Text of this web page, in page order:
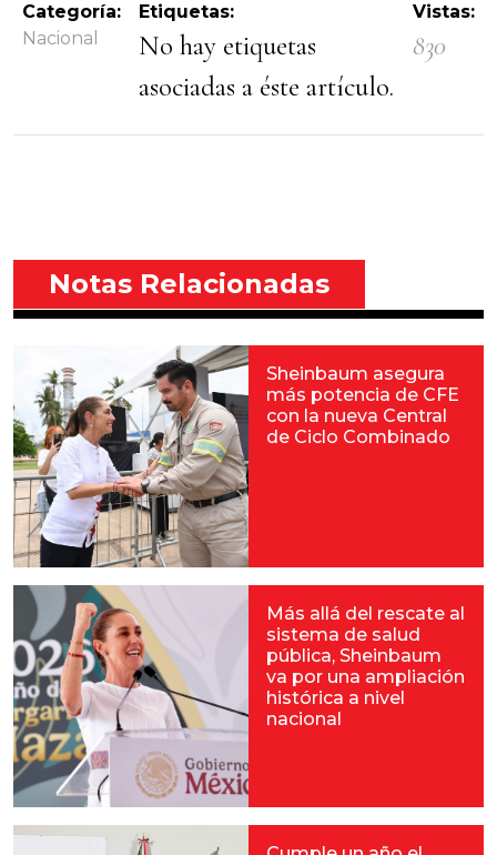
Categoría:
Nacional
Etiquetas:
No hay etiquetas
asociadas a éste artículo.
Vistas:
830
Notas Relacionadas
Sheinbaum asegura
más potencia de CFE
con la nueva Central
de Ciclo Combinado
Más allá del rescate al
sistema de salud
pública, Sheinbaum
va por una ampliación
histórica a nivel
nacional